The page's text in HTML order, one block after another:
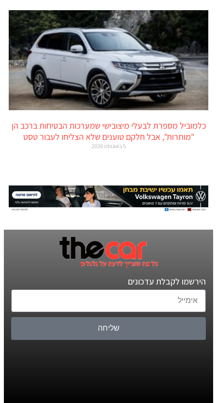
כלמוביל מספרת לבעלי מיצובישי שמערכות הבטיחות ברכב הן
"מותרות", אבל חלקם טוענים שלא הצליחו לעבור טסט
5 באוגוסט 2026
הירשמו לקבלת עדכונים
שליחה